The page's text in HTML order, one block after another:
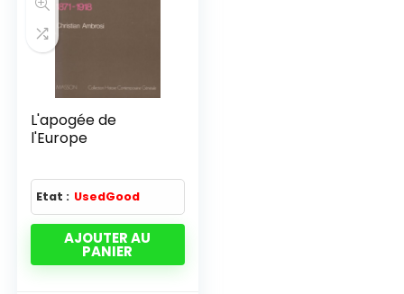
L'apogée de
l'Europe
Etat : UsedGood
AJOUTER AU
PANIER